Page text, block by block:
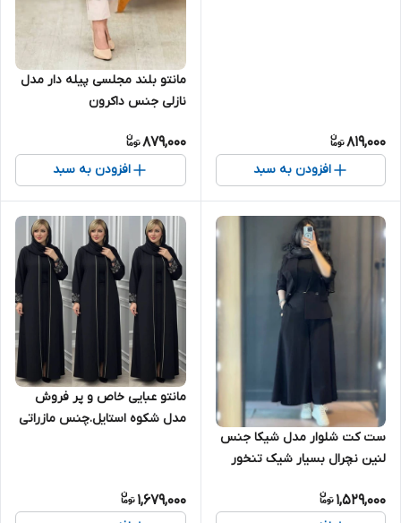
819,000
افزودن به سبد
مانتو بلند مجلسی پیله دار مدل
نازلی جنس داکرون
879,000
افزودن به سبد
ست کت شلوار مدل شیکا جنس
لنین نچرال بسیار شیک تنخور
1,529,000
مانتو عبایی خاص و پر فروش
مدل شکوه استایل.چنس مازراتی
1,679,000